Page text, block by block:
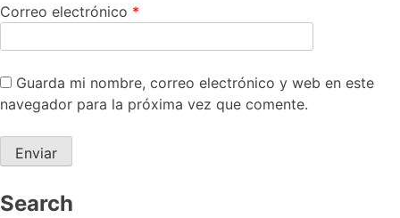
Correo electrónico *
Guarda mi nombre, correo electrónico y web en este
navegador para la próxima vez que comente.
Search